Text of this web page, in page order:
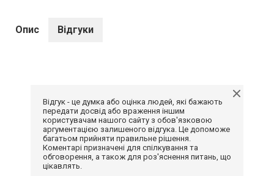
Опис Відгуки
Відгук - це думка або оцінка людей, які бажають
передати досвід або враження іншим
користувачам нашого сайту з обов'язковою
аргументацією залишеного відгука. Це допоможе
багатьом прийняти правильне рішення.
Коментарі призначені для спілкування та
обговорення, а також для роз'яснення питань, що
цікавлять.